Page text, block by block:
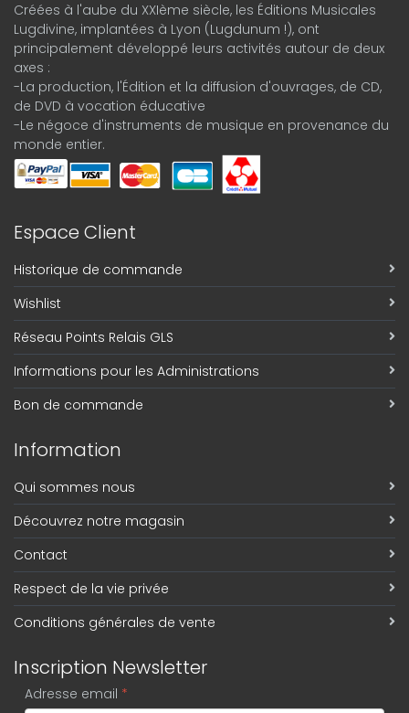
Créées à l'aube du XXIème siècle, les Éditions Musicales
Lugdivine, implantées à Lyon (Lugdunum !), ont
principalement développé leurs activités autour de deux
axes :
-La production, l'Édition et la diffusion d'ouvrages, de CD,
de DVD à vocation éducative
-Le négoce d'instruments de musique en provenance du
monde entier.
Espace Client
Historique de commande
Wishlist
Réseau Points Relais GLS
Informations pour les Administrations
Bon de commande
Information
Qui sommes nous
Découvrez notre magasin
Contact
Respect de la vie privée
Conditions générales de vente
Inscription Newsletter
Adresse email *